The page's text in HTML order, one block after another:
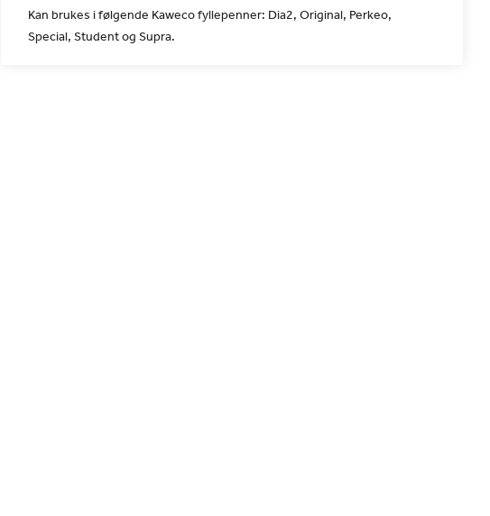
Kan brukes i følgende Kaweco fyllepenner: Dia2, Original, Perkeo,
Special, Student og Supra.